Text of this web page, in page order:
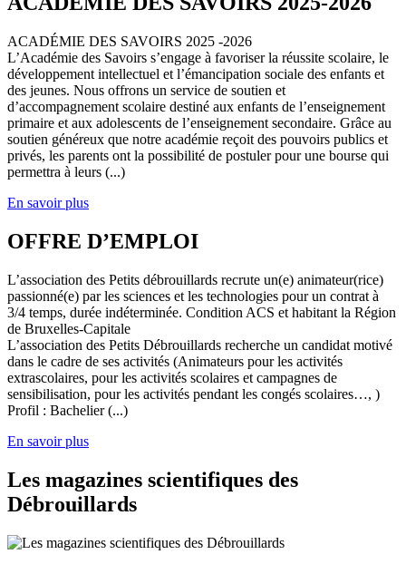
ACADÉMIE DES SAVOIRS 2025 -2026
L’Académie des Savoirs s’engage à favoriser la réussite scolaire, le
développement intellectuel et l’émancipation sociale des enfants et
des jeunes. Nous offrons un service de soutien et
d’accompagnement scolaire destiné aux enfants de l’enseignement
primaire et aux adolescents de l’enseignement secondaire. Grâce au
soutien généreux que notre académie reçoit des pouvoirs publics et
privés, les parents ont la possibilité de postuler pour une bourse qui
permettra à leurs (...)
En savoir plus
OFFRE D’EMPLOI
L’association des Petits débrouillards recrute un(e) animateur(rice)
passionné(e) par les sciences et les technologies pour un contrat à
3/4 temps, durée indéterminée. Condition ACS et habitant la Région
de Bruxelles-Capitale
L’association des Petits Débrouillards recherche un candidat motivé
dans le cadre de ses activités (Animateurs pour les activités
extrascolaires, pour les activités scolaires et campagnes de
sensibilisation, pour les activités pendant les congés scolaires…, )
Profil : Bachelier (...)
En savoir plus
Les magazines scientifiques des
Débrouillards